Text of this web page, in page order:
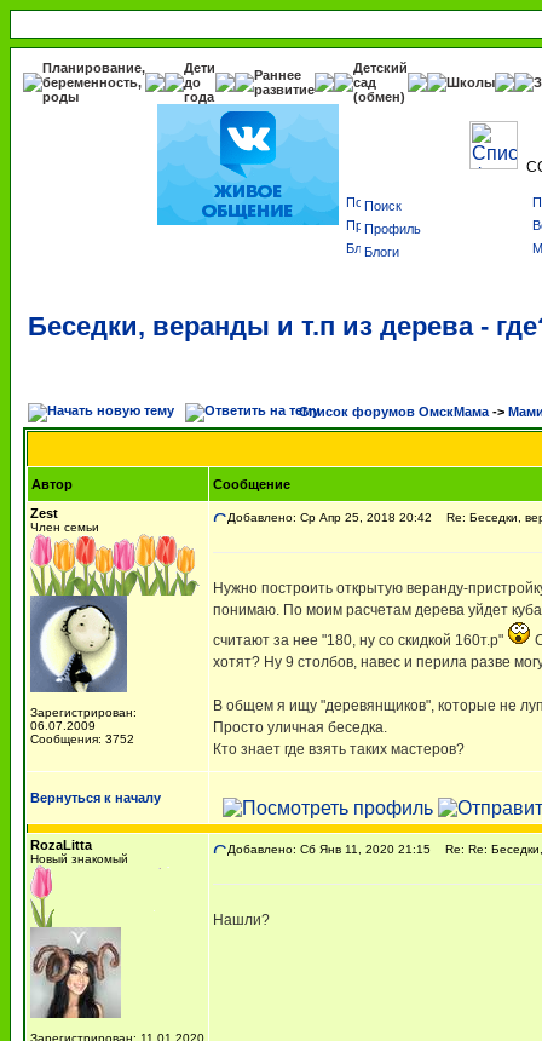
Планирование,
беременность,
роды
Дети
до
года
Раннее
развитие
Детский
сад
(обмен)
Школы
Поиск
Профиль
Блоги
Беседки, веранды и т.п из дерева -
Список форумов ОмскМама ->
Автор
Сообщение
Zest
Член семьи
Зарегистрирован:
06.07.2009
Сообщения: 3752
Добавлено: Ср Апр 25, 2018 20:42 Re: Беседки,
Нужно построить открытую веранду-
понимаю. По моим расчетам дерева уйдет
считают за нее "180, ну со скидкой 160т.р"
хотят? Ну 9 столбов, навес и перила разве
В общем я ищу "деревянщиков", которые не
Просто уличная беседка.
Кто знает где взять таких мастеров?
Вернуться к началу
RozaLitta
Новый знакомый
Зарегистрирован: 11.01.2020
Добавлено: Сб Янв 11, 2020 21:15 Re: Re:
Нашли?